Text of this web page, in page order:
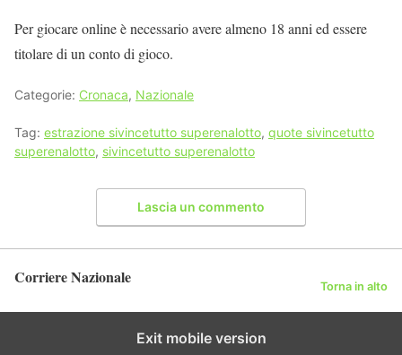
Per giocare online è necessario avere almeno 18 anni ed essere
titolare di un conto di gioco.
Categorie: Cronaca, Nazionale
Tag: estrazione sivincetutto superenalotto, quote sivincetutto
superenalotto, sivincetutto superenalotto
Lascia un commento
Corriere Nazionale Torna in alto
Exit mobile version